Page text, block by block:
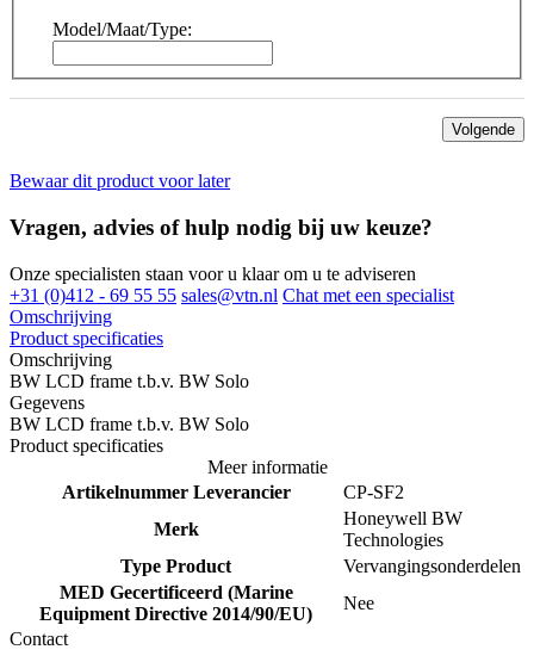
Model/Maat/Type:
Volgende
Bewaar dit product voor later
Vragen, advies of hulp nodig bij uw keuze?
Onze specialisten staan voor u klaar om u te adviseren
+31 (0)412 - 69 55 55 sales@vtn.nl Chat met een specialist
Omschrijving
Product specificaties
Omschrijving
BW LCD frame t.b.v. BW Solo
Gegevens
BW LCD frame t.b.v. BW Solo
Product specificaties
Meer informatie
Artikelnummer Leverancier
CP-SF2
Merk
Honeywell BW
Technologies
Type Product
Vervangingsonderdelen
MED Gecertificeerd (Marine
Equipment Directive 2014/90/EU)
Nee
Contact